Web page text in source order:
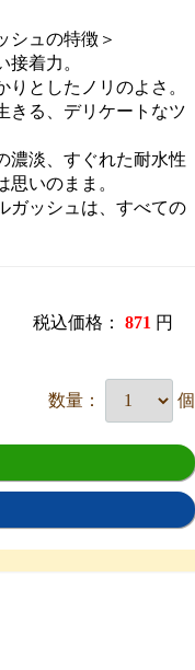
ュの特徴＞
着力。
りとしたノリのよさ。
きる、デリケートなツ
濃淡、すぐれた耐水性
思いのまま。
ガッシュは、すべての
税込価格： 871 円
数量： 個